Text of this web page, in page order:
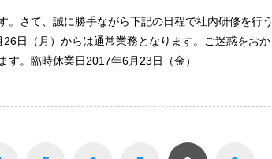
さて、誠に勝手ながら下記の日程で社内研修を行う
日（月）からは通常業務となります。ご迷惑をおか
。臨時休業日2017年6月23日（金）